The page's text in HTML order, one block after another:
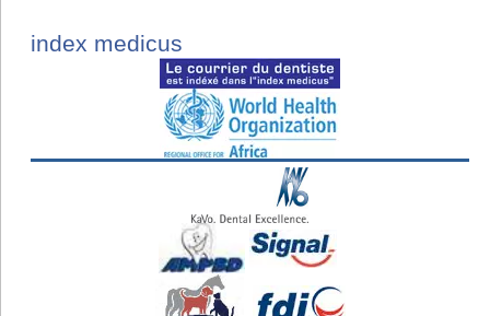
index medicus